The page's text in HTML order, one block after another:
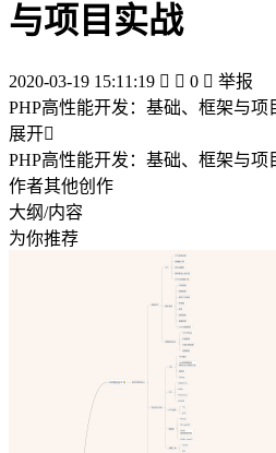
与项目实战
2020-03-19 15:11:19   0  举报
PHP高性能开发：基础、框架与项
展开
PHP高性能开发：基础、框架与项
作者其他创作
大纲/内容
为你推荐